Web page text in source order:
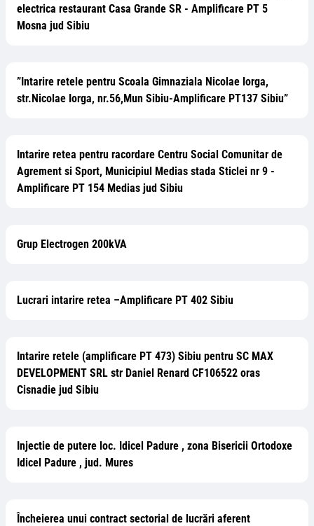
electrica restaurant Casa Grande SR - Amplificare PT 5
Mosna jud Sibiu
”Intarire retele pentru Scoala Gimnaziala Nicolae Iorga,
str.Nicolae Iorga, nr.56,Mun Sibiu-Amplificare PT137 Sibiu”
Intarire retea pentru racordare Centru Social Comunitar de
Agrement si Sport, Municipiul Medias stada Sticlei nr 9 -
Amplificare PT 154 Medias jud Sibiu
Grup Electrogen 200kVA
Lucrari intarire retea –Amplificare PT 402 Sibiu
Intarire retele (amplificare PT 473) Sibiu pentru SC MAX
DEVELOPMENT SRL str Daniel Renard CF106522 oras
Cisnadie jud Sibiu
Injectie de putere loc. Idicel Padure , zona Bisericii Ortodoxe
Idicel Padure , jud. Mures
Încheierea unui contract sectorial de lucrări aferent